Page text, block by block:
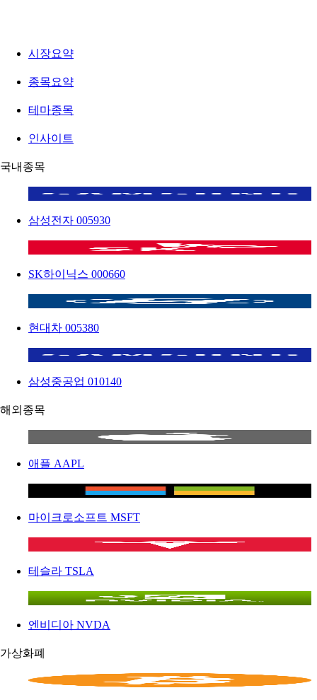
시장요약
종목요약
테마종목
인사이트
국내종목
삼성전자 005930
SK하이닉스 000660
현대차 005380
삼성중공업 010140
해외종목
애플 AAPL
마이크로소프트 MSFT
테슬라 TSLA
엔비디아 NVDA
가상화폐